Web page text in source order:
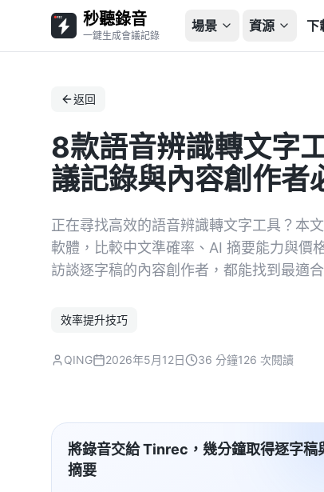
秒聽錄音
一鍵生成會議記錄
場景 資源 下
返回
8款語音辨識轉文字
議記錄與內容創作者
正在尋找高效的語音辨識轉文字工具？本
軟體，比較中文準確率、AI 摘要能力與價
訪談逐字稿的內容創作者，都能找到最適
效率提升技巧
QING 2026年5月12日 36 分鐘126 次閱讀
將錄音交給 Tinrec，幾分鐘取得逐字稿
摘要